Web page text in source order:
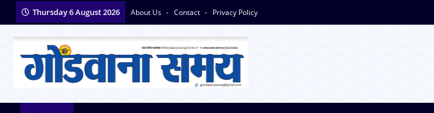
Thursday 6 August 2026 About Us Contact Privacy Policy